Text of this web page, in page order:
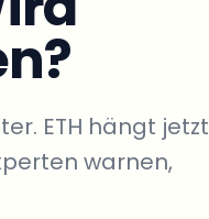
ETH hängt jetzt
warnen,